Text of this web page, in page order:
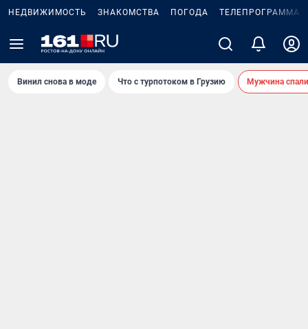
НЕДВИЖИМОСТЬ ЗНАКОМСТВА ПОГОДА ТЕЛЕПРОГРАММА
Винил снова в моде Что с турпотоком в Грузию Мужчина